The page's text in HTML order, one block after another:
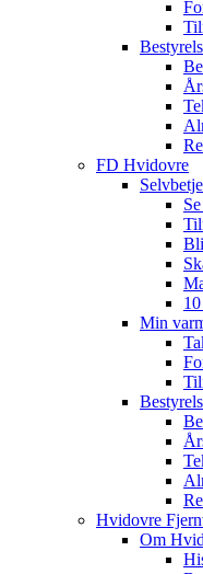
FD Hvidovre
Min
Hvidovre
Om